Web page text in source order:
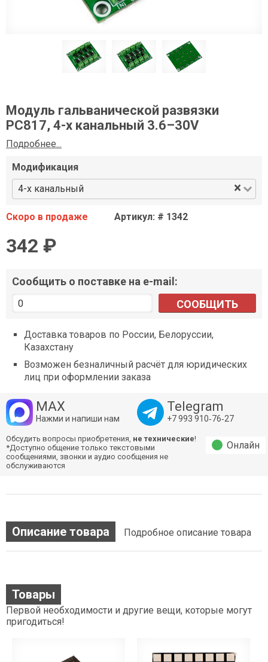
Модуль гальванической развязки
PC817, 4-х канальный 3.6–30V
Подробнее...
Модификация
4-х канальный
×
Скоро в продаже Артикул: # 1342
342 ₽
Сообщить о поставке на e-mail:
СООБЩИТЬ
Доставка товаров по России, Белоруссии,
Казахстану
Возможен безналичный расчёт для юридических
лиц при оформлении заказа
MAX
Нажми и напиши нам
Telegram
+7 993 910‑76‑27
Обсудить вопросы приобретения, не технические!
*Доступно общение только текстовыми
сообщениями, звонки и аудио сообщения не
обслуживаются
Онлайн
Описание товара Подробное описание товара
Товары
Первой необходимости и другие вещи, которые могут
пригодиться!